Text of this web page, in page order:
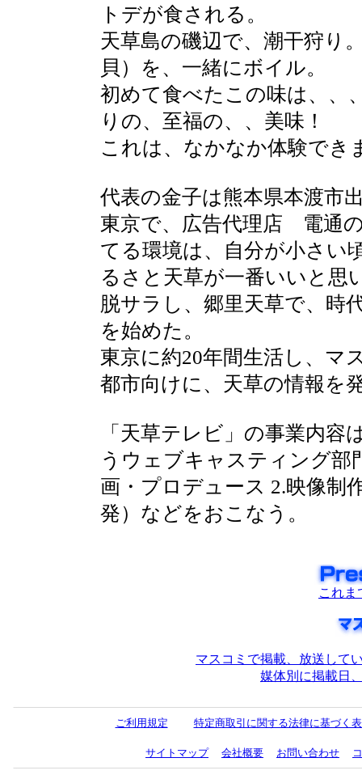
トデが食される。
天草島の磯辺で、潮干狩り
貝）を、一緒にボイル。
初めて食べたこの味は、、
りの、至福の、、美味！
これは、なかなか体験でき
代表の金子は熊本県本渡市
東京で、広告代理店 電通
てる環境は、自分が小さい
るさと天草が一番いいと思
脱サラし、郷里天草で、時
を始めた。
東京に約20年間生活し、マ
都市向けに、天草の情報を
「天草テレビ」の事業内
うウェブキャスティング部
画・プロデュース 2.映像制
発）などをおこなう。
これま
マスコミで掲載、放送して
媒体別に掲載日
ご利用規定 特定商取引に関する法律に基づく
サイトマップ 会社概要 お問い合わせ